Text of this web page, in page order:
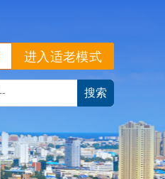
进入适老模式